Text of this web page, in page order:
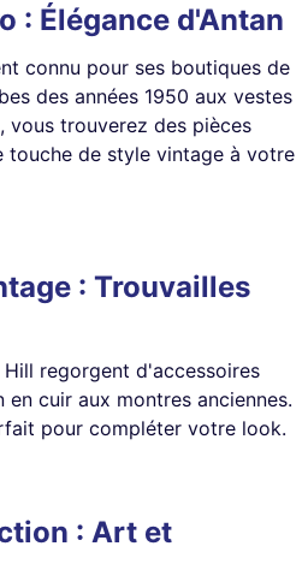
: Élégance d'Antan
connu pour ses boutiques de
des années 1950 aux vestes
vous trouverez des pièces
touche de style vintage à votre
: Trouvailles
regorgent d'accessoires
en cuir aux montres anciennes.
pour compléter votre look.
: Art et